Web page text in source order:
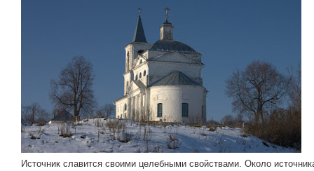
Источник славится своими целебными свойствами. Около